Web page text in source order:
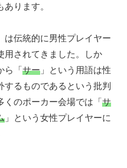
ります。
は伝統的に男性プレイヤー
用されてきました。しか
ら「サー 」という用語は性
るものであるという批判
くのポーカー会場では「サ
」という女性プレイヤーに